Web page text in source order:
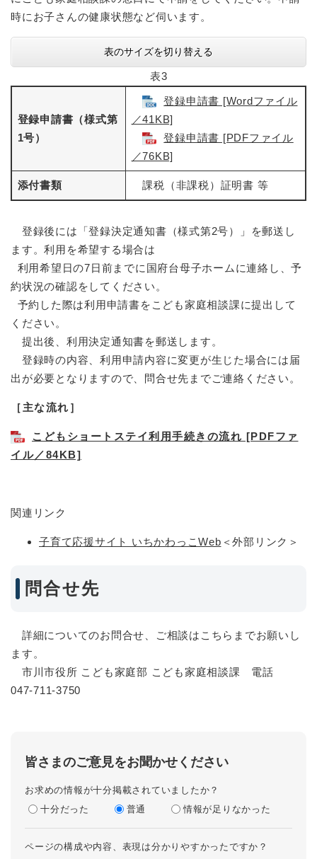
時にお子さんの健康状態など伺います。
表のサイズを切り替える
表3
登録申請書（様式第
1号）
登録申請書 [Wordファイル
／41KB]
登録申請書 [PDFファイル
／76KB]
添付書類 課税（非課税）証明書 等
登録後には「登録決定通知書（様式第2号）」を郵送し
ます。利用を希望する場合は
利用希望日の7日前までに国府台母子ホームに連絡し、予
約状況の確認をしてください。
予約した際は利用申請書をこども家庭相談課に提出して
ください。
提出後、利用決定通知書を郵送します。
登録時の内容、利用申請内容に変更が生じた場合には届
出が必要となりますので、問合せ先までご連絡ください。
［主な流れ］
こどもショートステイ利用手続きの流れ [PDFファ
イル／84KB]
関連リンク
子育て応援サイト いちかわっこWeb ＜外部リンク＞
問合せ先
詳細についてのお問合せ、ご相談はこちらまでお願いし
ます。
市川市役所 こども家庭部 こども家庭相談課 電話
047-711-3750
皆さまのご意見をお聞かせください
お求めの情報が十分掲載されていましたか？
十分だった
普通 情報が足りなかった
ページの構成や内容、表現は分かりやすかったですか？